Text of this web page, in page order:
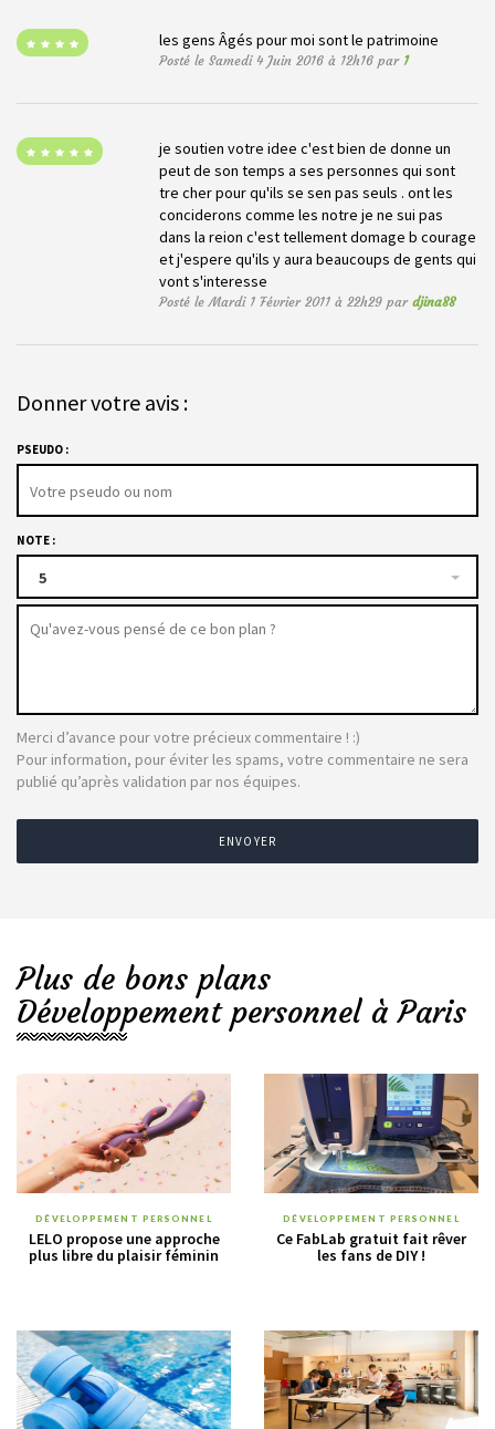
les gens Âgés pour moi sont le patrimoine
Posté le Samedi 4 Juin 2016 à 12h16 par 1
je soutien votre idee c'est bien de donne un
peut de son temps a ses personnes qui sont
tre cher pour qu'ils se sen pas seuls . ont les
conciderons comme les notre je ne sui pas
dans la reion c'est tellement domage b courage
et j'espere qu'ils y aura beaucoups de gents qui
vont s'interesse
Posté le Mardi 1 Février 2011 à 22h29 pardjina88
Donner votre avis :
PSEUDO :
NOTE :
5
Merci d’avance pour votre précieux commentaire ! :)
Pour information, pour éviter les spams, votre commentaire ne sera
publié qu’après validation par nos équipes.
ENVOYER
Plus de bons plans
Développement personnel à Paris
DÉVELOPPEMENT PERSONNEL
LELO propose une approche
plus libre du plaisir féminin
DÉVELOPPEMENT PERSONNEL
Ce FabLab gratuit fait rêver
les fans de DIY !